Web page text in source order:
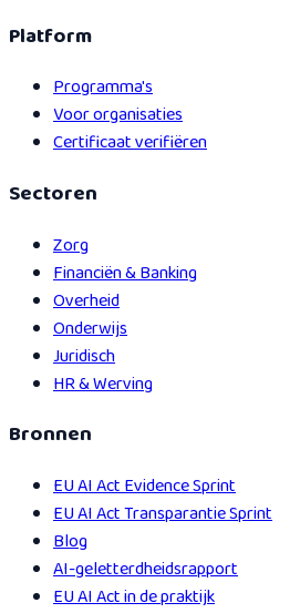
Platform
Programma's
Voor organisaties
Certificaat verifiëren
Sectoren
Zorg
Financiën & Banking
Overheid
Onderwijs
Juridisch
HR & Werving
Bronnen
EU AI Act Evidence Sprint
EU AI Act Transparantie Sprint
Blog
AI-geletterdheidsrapport
EU AI Act in de praktijk